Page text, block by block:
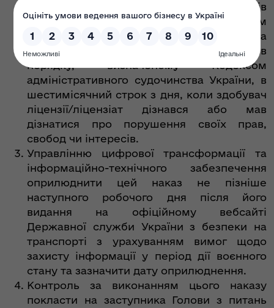
Законом України «Про ліцензування видів
господарської діяльності», протягом
місяця з дня прийняття такого рішення та
до окружного адміністративного суду в
порядку, визначеному Кодексом
адміністративного судочинства України, в
шестимісячний строк з дня, коли здобувач
ліцензії/ліцензіат дізнався або мав
дізнатися про порушення своїх прав,
свобод чи інтересів.
Управлінню цифрової трансформації та
інформаційно-технічного забезпечення
оприлюднити цей наказ не пізніше
наступного робочого дня після його
видання на офіційному вебсайті
Державної служби України з безпеки на
транспорті з урахуванням вимог щодо
захисту інформації у період дії воєнного
стану та зазначити дату оприлюднення.
Контроль за виконанням цього наказу
покласти на заступника Голови з питань